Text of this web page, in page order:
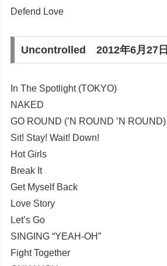
Defend Love
Uncontrolled 2012年6月27日
In The Spotlight (TOKYO)
NAKED
GO ROUND (’N ROUND ’N ROUND)
Sit! Stay! Wait! Down!
Hot Girls
Break It
Get Myself Back
Love Story
Let’s Go
SINGING “YEAH-OH”
Fight Together